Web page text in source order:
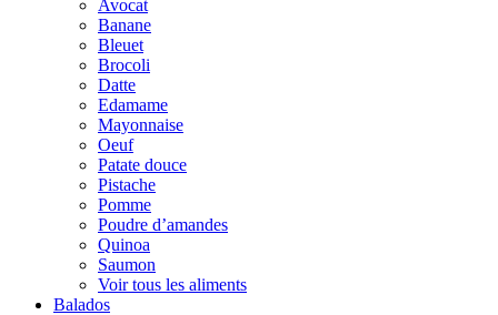
Avocat
Banane
Bleuet
Brocoli
Datte
Edamame
Mayonnaise
Oeuf
Patate douce
Pistache
Pomme
Poudre d’amandes
Quinoa
Saumon
Voir tous les aliments
Balados